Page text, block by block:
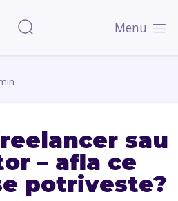
Menu
sau
– afla ce
potriveste?